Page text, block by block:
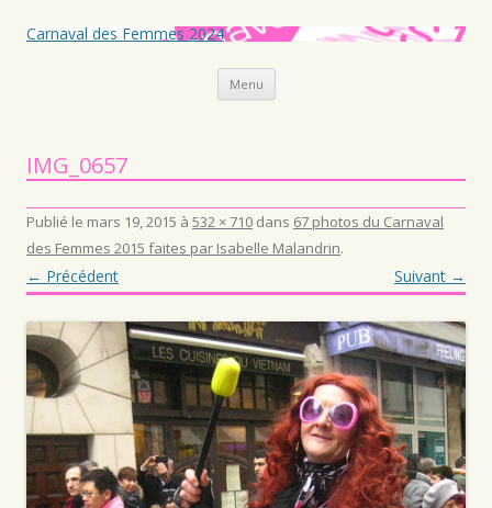
Carnaval des Femmes 2024
Menu Aller au contenu principal
IMG_0657
Publié le mars 19, 2015 à 532 × 710 dans 67 photos du Carnaval
des Femmes 2015 faites par Isabelle Malandrin.
← Précédent Suivant →